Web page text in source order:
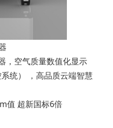
，空气质量数值化显示
统） ，高品质云端智慧
值 超新国标6倍